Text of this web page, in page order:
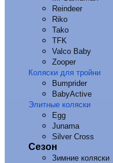
Reindeer
Riko
Tako
TFK
Valco Baby
Zooper
Коляски для тройни
Bumprider
BabyActive
Элитные коляски
Egg
Junama
Silver Cross
Сезон
Зимние коляски